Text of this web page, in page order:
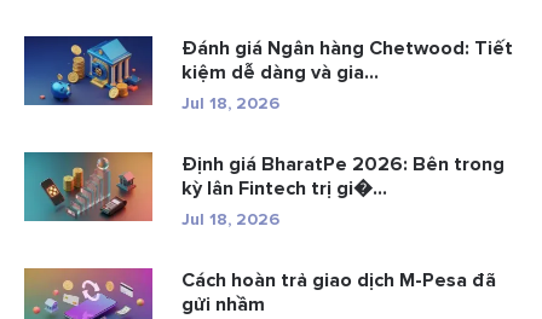
Đánh giá Ngân hàng Chetwood: Tiết
kiệm dễ dàng và gia...
Jul 18, 2026
Định giá BharatPe 2026: Bên trong
kỳ lân Fintech trị gi�...
Jul 18, 2026
Cách hoàn trả giao dịch M-Pesa đã
gửi nhầm